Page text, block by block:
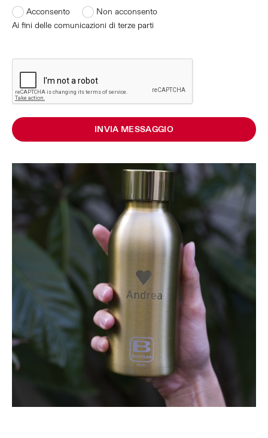
Acconsento
Non acconsento
Ai fini delle comunicazioni di terze parti
INVIA MESSAGGIO